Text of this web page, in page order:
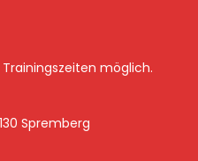
möglich.
Spremberg